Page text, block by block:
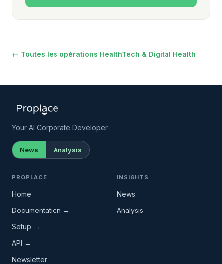
← Toutes les opérations HealthTech & Digital Health
Your AI Corporate Developer
News Analysis
PROPLACE
Home
Documentation →
Setup →
API →
Newsletter
INSIGHTS
News
Analysis